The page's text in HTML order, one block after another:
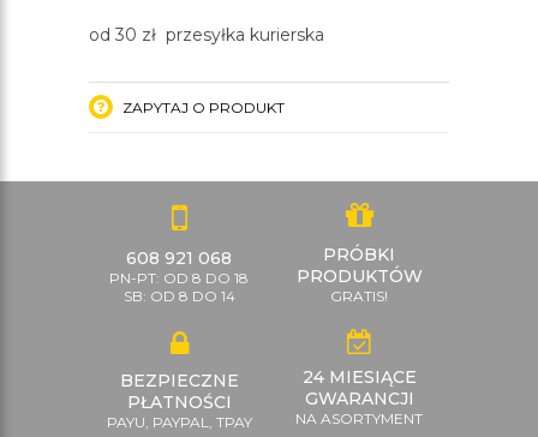
od 30 zł przesyłka kurierska
ZAPYTAJ O PRODUKT
608 921 068
PN-PT: OD 8 DO 18
SB: OD 8 DO 14
PRÓBKI
PRODUKTÓW
GRATIS!
BEZPIECZNE
PŁATNOŚCI
PAYU, PAYPAL, TPAY
24 MIESIĄCE
GWARANCJI
NA ASORTYMENT